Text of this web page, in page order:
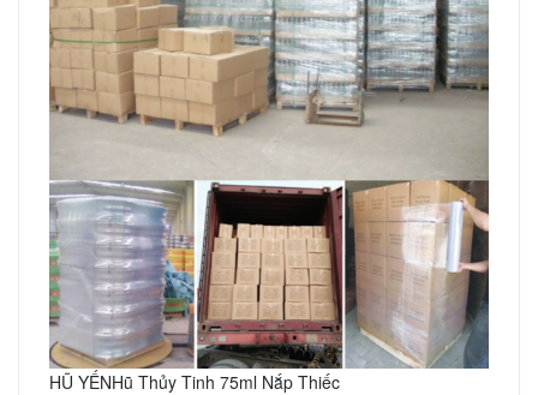
HŨ YẾNHũ Thủy Tinh 75ml Nắp Thiếc